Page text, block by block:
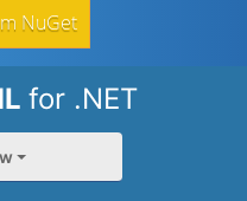
NuGet
for .NET